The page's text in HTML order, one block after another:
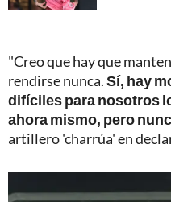
"Creo que hay que
rendirse nunca.Sí, hay
difíciles para nosotros
ahora mismo, pero
artillero 'charrúa' en